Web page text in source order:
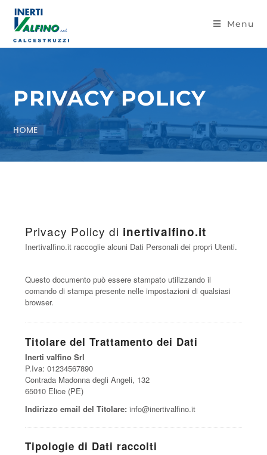
Menu
PRIVACY POLICY
HOME
Privacy Policy di inertivalfino.it
Inertivalfino.it raccoglie alcuni Dati Personali dei propri Utenti.
Questo documento può essere stampato utilizzando il
comando di stampa presente nelle impostazioni di qualsiasi
browser.
Titolare del Trattamento dei Dati
Inerti valfino Srl
P.Iva: 01234567890
Contrada Madonna degli Angeli, 132
65010 Elice (PE)
Indirizzo email del Titolare: info@inertivalfino.it
Tipologie di Dati raccolti